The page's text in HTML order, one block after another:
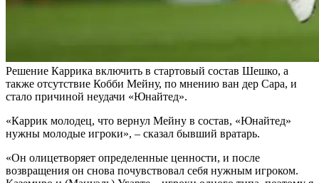
Решение Каррика включить в стартовый состав Шешко, а
также отсутствие Кобби Мейну, по мнению ван дер Сара, и
стало причиной неудачи «Юнайтед».
«Каррик молодец, что вернул Мейну в состав, «Юнайтед»
нужны молодые игроки», – сказал бывший вратарь.
«Он олицетворяет определенные ценности, и после
возвращения он снова почувствовал себя нужным игроком.